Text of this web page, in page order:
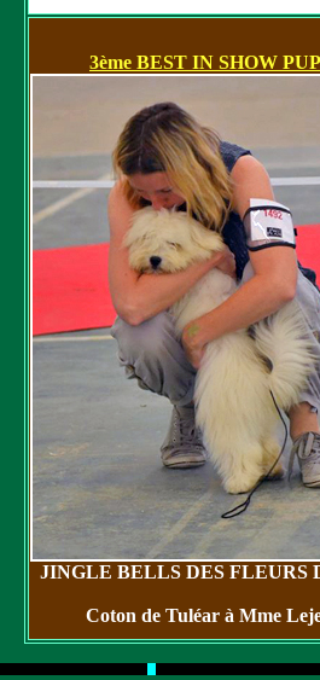
3ème BEST IN SHOW
JINGLE BELLS DES FLEURS
Coton de Tuléar à Mme